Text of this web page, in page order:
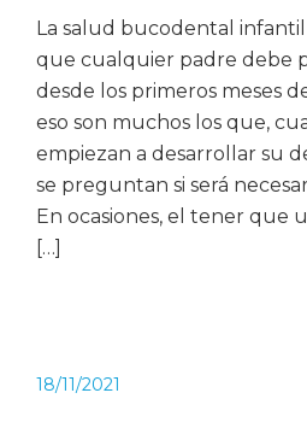
La salud bucodental infantil
que cualquier padre debe
desde los primeros meses
eso son muchos los que,
empiezan a desarrollar su
se preguntan si será
En ocasiones, el tener que
[…]
18/11/2021